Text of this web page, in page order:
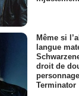
Même si
langue
droit de
Terminator